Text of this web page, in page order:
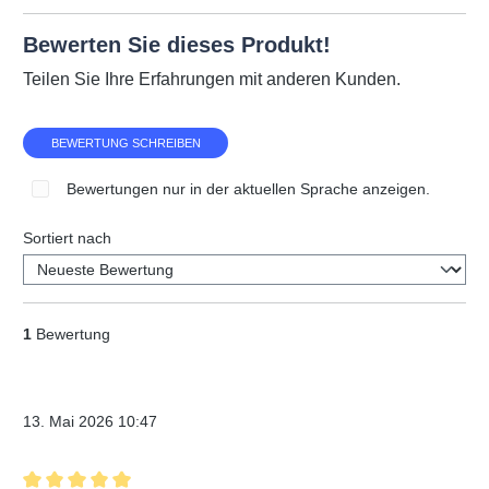
Bewerten Sie dieses Produkt!
Teilen Sie Ihre Erfahrungen mit anderen Kunden.
BEWERTUNG SCHREIBEN
Bewertungen nur in der aktuellen Sprache anzeigen.
Sortiert nach
1 Bewertung
13. Mai 2026 10:47